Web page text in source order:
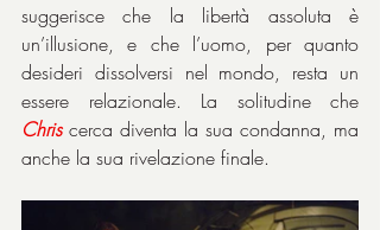
suggerisce che la libertà assoluta è
un’illusione, e che l’uomo, per quanto
desideri dissolversi nel mondo, resta un
Chris cerca diventa la sua condanna, ma
anche la sua rivelazione finale.